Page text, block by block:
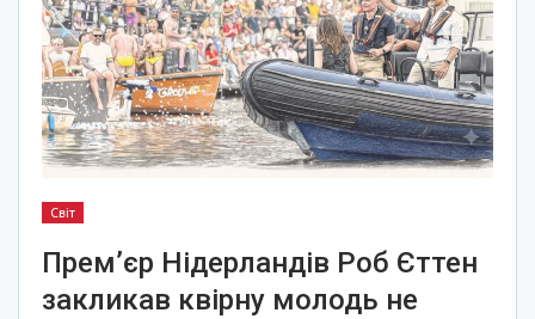
Світ
Прем’єр Нідерландів Роб Єттен
закликав квірну молодь не